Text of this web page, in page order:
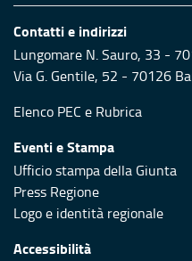
Contatti e indirizzi
Lungomare N. Sauro, 33 -
Via G. Gentile, 52 - 70126
Elenco PEC e Rubrica
Eventi e Stampa
Ufficio stampa della Giunta
Press Regione
Logo e identità regionale
Accessibilità